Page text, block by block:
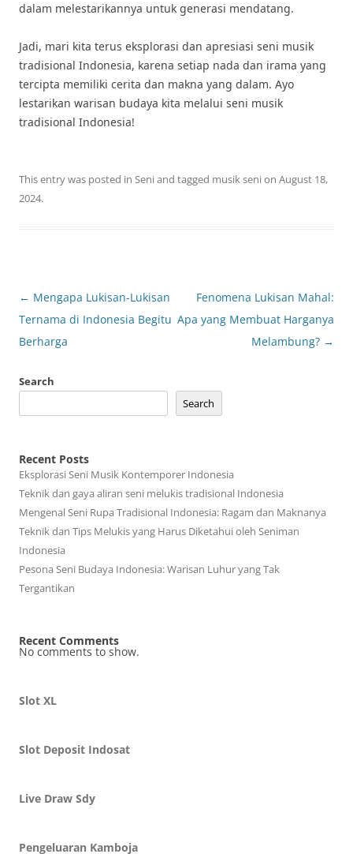
dalam melestarikannya untuk generasi mendatang.
Jadi, mari kita terus eksplorasi dan apresiasi seni musik
tradisional Indonesia, karena setiap nada dan irama yang
tercipta memiliki cerita dan makna yang dalam. Ayo
lestarikan warisan budaya kita melalui seni musik
tradisional Indonesia!
This entry was posted in Seniand tagged musik senion August 18,
2024.
Post
navigation
← Mengapa Lukisan-Lukisan
Ternama di Indonesia Begitu
Berharga
Fenomena Lukisan Mahal:
Apa yang Membuat Harganya
Melambung? →
Search
Search
Recent Posts
Eksplorasi Seni Musik Kontemporer Indonesia
Teknik dan gaya aliran seni melukis tradisional Indonesia
Mengenal Seni Rupa Tradisional Indonesia: Ragam dan Maknanya
Teknik dan Tips Melukis yang Harus Diketahui oleh Seniman
Indonesia
Pesona Seni Budaya Indonesia: Warisan Luhur yang Tak
Tergantikan
Recent Comments
No comments to show.
Slot XL
Slot Deposit Indosat
Live Draw Sdy
Pengeluaran Kamboja